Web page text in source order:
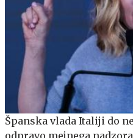
Španska vlada Italiji do
odpravo mejnega nadzora